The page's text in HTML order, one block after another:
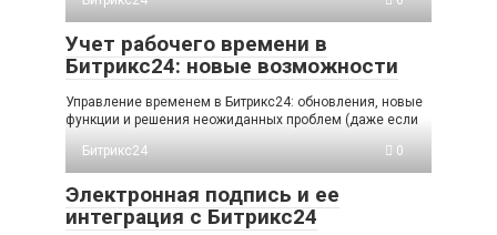
Учет рабочего времени в
Битрикс24: новые возможности
Управление временем в Битрикс24: обновления, новые
функции и решения неожиданных проблем (даже если
Битрикс24
0
Электронная подпись и ее
интеграция с Битрикс24